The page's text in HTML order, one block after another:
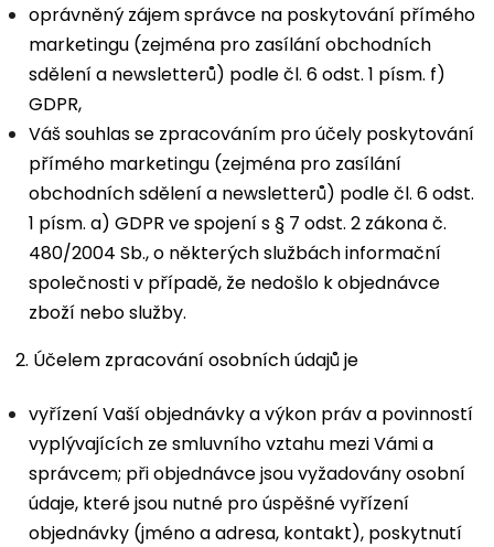
oprávněný zájem správce na poskytování přímého
marketingu (zejména pro zasílání obchodních
sdělení a newsletterů) podle čl. 6 odst. 1 písm. f)
GDPR,
Váš souhlas se zpracováním pro účely poskytování
přímého marketingu (zejména pro zasílání
obchodních sdělení a newsletterů) podle čl. 6 odst.
1 písm. a) GDPR ve spojení s § 7 odst. 2 zákona č.
480/2004 Sb., o některých službách informační
společnosti v případě, že nedošlo k objednávce
zboží nebo služby.
2. Účelem zpracování osobních údajů je
vyřízení Vaší objednávky a výkon práv a povinností
vyplývajících ze smluvního vztahu mezi Vámi a
správcem; při objednávce jsou vyžadovány osobní
údaje, které jsou nutné pro úspěšné vyřízení
objednávky (jméno a adresa, kontakt), poskytnutí